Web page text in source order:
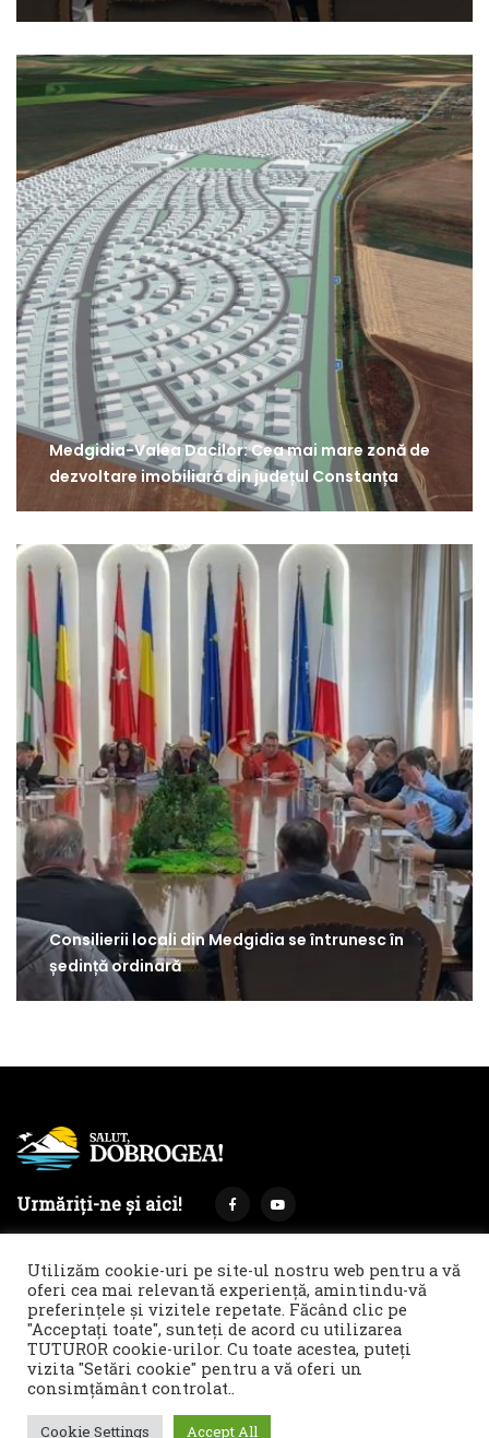
Medgidia-Valea Dacilor: Cea mai mare zonă de
dezvoltare imobiliară din județul Constanța
Consilierii locali din Medgidia se întrunesc în
ședință ordinară
Urmăriți-ne și aici!
Termeni și condiții
Politica de cookies & GDPR
Noi îți facem reclamă!
© 2021 Salut, Dobrogea! - Ziar de informare și atitudine || E-
Utilizăm cookie-uri pe site-ul nostru web pentru a vă
oferi cea mai relevantă experiență, amintindu-vă
preferințele și vizitele repetate. Făcând clic pe
"Acceptați toate", sunteți de acord cu utilizarea
TUTUROR cookie-urilor. Cu toate acestea, puteți
vizita "Setări cookie" pentru a vă oferi un
consimțământ controlat..
Cookie Settings Accept All